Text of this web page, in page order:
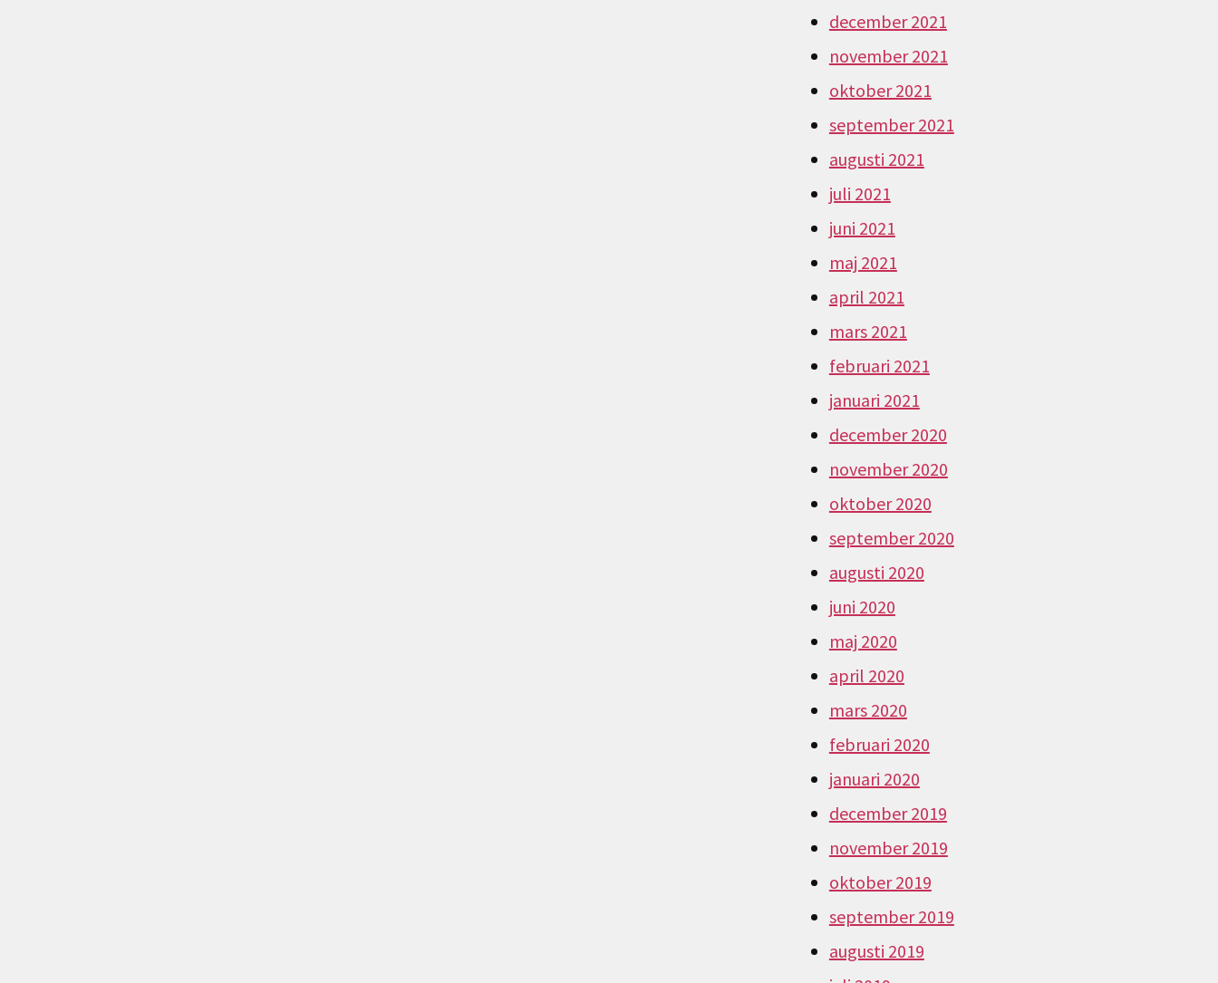
december 2021
november 2021
oktober 2021
september 2021
augusti 2021
juli 2021
juni 2021
maj 2021
april 2021
mars 2021
februari 2021
januari 2021
december 2020
november 2020
oktober 2020
september 2020
augusti 2020
juni 2020
maj 2020
april 2020
mars 2020
februari 2020
januari 2020
december 2019
november 2019
oktober 2019
september 2019
augusti 2019